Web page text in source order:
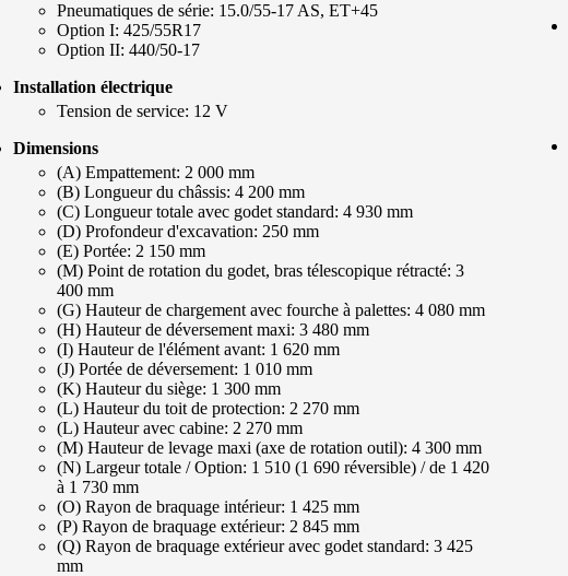
Pneumatiques de série: 15.0/55-17 AS, ET+45
Option I: 425/55R17
Option II: 440/50-17
Installation électrique
Tension de service: 12 V
Dimensions
(A) Empattement: 2 000 mm
(B) Longueur du châssis: 4 200 mm
(C) Longueur totale avec godet standard: 4 930 mm
(D) Profondeur d'excavation: 250 mm
(E) Portée: 2 150 mm
(M) Point de rotation du godet, bras télescopique rétracté: 3
400 mm
(G) Hauteur de chargement avec fourche à palettes: 4 080 mm
(H) Hauteur de déversement maxi: 3 480 mm
(I) Hauteur de l'élément avant: 1 620 mm
(J) Portée de déversement: 1 010 mm
(K) Hauteur du siège: 1 300 mm
(L) Hauteur du toit de protection: 2 270 mm
(L) Hauteur avec cabine: 2 270 mm
(M) Hauteur de levage maxi (axe de rotation outil): 4 300 mm
(N) Largeur totale / Option: 1 510 (1 690 réversible) / de 1 420
à 1 730 mm
(O) Rayon de braquage intérieur: 1 425 mm
(P) Rayon de braquage extérieur: 2 845 mm
(Q) Rayon de braquage extérieur avec godet standard: 3 425
mm